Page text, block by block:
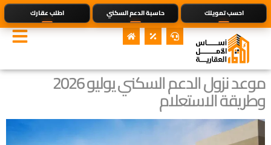
احسب تمويلك حاسبة الدعم السكني اطلب عقارك
موعد نزول الدعم السكني يوليو 2026
وطريقة الاستعلام